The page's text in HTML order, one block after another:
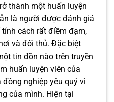
thành một huấn luyện
là người được đánh giá
cách rất điềm đạm,
và đối thủ. Đặc biệt
tin đồn nào trên truyền
huấn luyện viên của
nghiệp yêu quý vì
của mình. Hiện tại